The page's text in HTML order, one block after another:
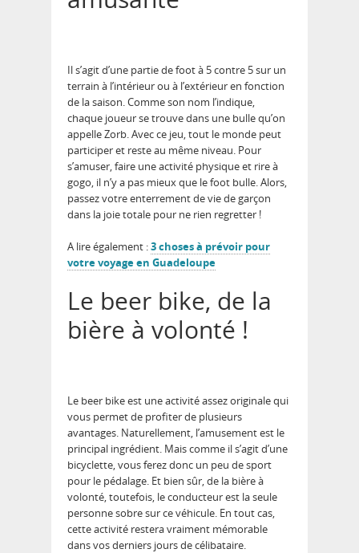
Il s’agit d’une partie de foot à 5 contre 5 sur un
terrain à l’intérieur ou à l’extérieur en fonction
de la saison. Comme son nom l’indique,
chaque joueur se trouve dans une bulle qu’on
appelle Zorb. Avec ce jeu, tout le monde peut
participer et reste au même niveau. Pour
s’amuser, faire une activité physique et rire à
gogo, il n’y a pas mieux que le foot bulle. Alors,
passez votre enterrement de vie de garçon
dans la joie totale pour ne rien regretter !
A lire également :3 choses à prévoir pour
votre voyage en Guadeloupe
Le beer bike, de la
bière à volonté !
Le beer bike est une activité assez originale qui
vous permet de profiter de plusieurs
avantages. Naturellement, l’amusement est le
principal ingrédient. Mais comme il s’agit d’une
bicyclette, vous ferez donc un peu de sport
pour le pédalage. Et bien sûr, de la bière à
volonté, toutefois, le conducteur est la seule
personne sobre sur ce véhicule. En tout cas,
cette activité restera vraiment mémorable
dans vos derniers jours de célibataire.